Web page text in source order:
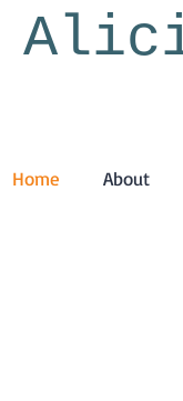
Home About